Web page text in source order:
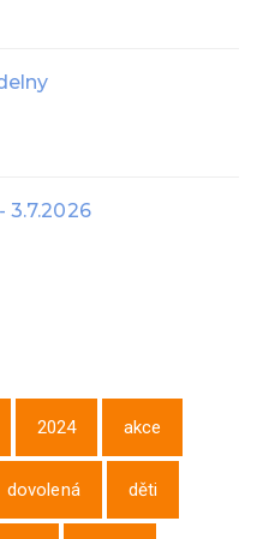
3.7.2026
2024 akce
dovolená děti